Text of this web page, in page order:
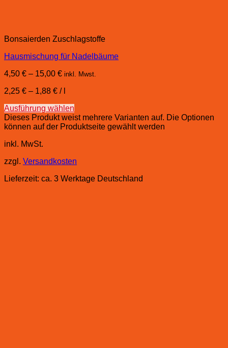
Bonsaierden Zuschlagstoffe
Hausmischung für Nadelbäume
4,50 € – 15,00 € inkl. Mwst.
2,25 € – 1,88 € /
Ausführung wählen
Dieses Produkt weist mehrere Varianten auf. Die Optionen
können auf der Produktseite gewählt werden
inkl. MwSt.
zzgl. Versandkosten
Lieferzeit: ca. 3 Werktage Deutschland